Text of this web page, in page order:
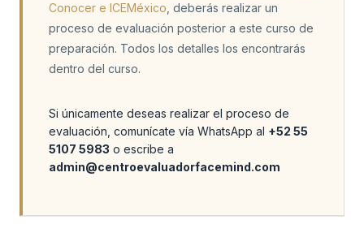
Conocer e ICEMéxico , deberás realizar un
proceso de evaluación posterior a este curso de
preparación. Todos los detalles los encontrarás
dentro del curso.
Si únicamente deseas realizar el proceso de
evaluación, comunícate vía WhatsApp al +52 55
5107 5983 o escribe a
admin@centroevaluadorfacemind.com